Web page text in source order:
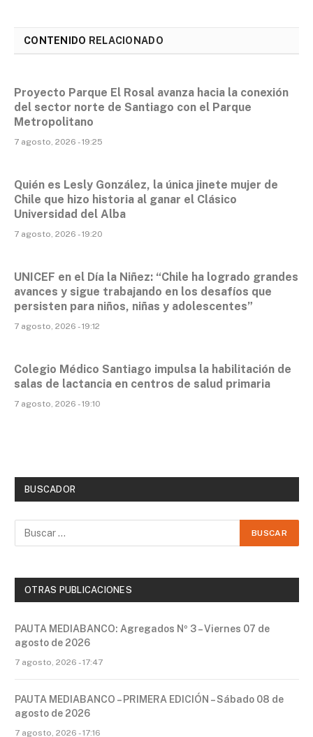
CONTENIDO RELACIONADO
Proyecto Parque El Rosal avanza hacia la conexión
del sector norte de Santiago con el Parque
Metropolitano
7 agosto, 2026 - 19:25
Quién es Lesly González, la única jinete mujer de
Chile que hizo historia al ganar el Clásico
Universidad del Alba
7 agosto, 2026 - 19:20
UNICEF en el Día la Niñez: “Chile ha logrado grandes
avances y sigue trabajando en los desafíos que
persisten para niños, niñas y adolescentes”
7 agosto, 2026 - 19:12
Colegio Médico Santiago impulsa la habilitación de
salas de lactancia en centros de salud primaria
7 agosto, 2026 - 19:10
BUSCADOR
OTRAS PUBLICACIONES
PAUTA MEDIABANCO: Agregados Nº 3 – Viernes 07 de
agosto de 2026
7 agosto, 2026 - 17:47
PAUTA MEDIABANCO – PRIMERA EDICIÓN – Sábado 08 de
agosto de 2026
7 agosto, 2026 - 17:16